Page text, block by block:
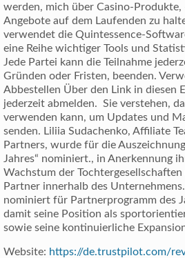
werden, mich über Casino-
Angebote auf dem Laufenden zu
verwendet die Quinte­sse­nce­-
eine Reihe wichtiger Tools und
Jede Partei kann die Teilnahme
Gründen oder Fristen, beenden.
Abbestellen Über den Link in diesen
jederzeit abmelden. Sie verstehen,
verwenden kann, um Updates und
senden. Liliia Sudachenko, Affiliate
Partners, wurde für die
Jahres“ nominiert., in Anerkennung
Wachstum der
Partner innerhalb des
nominiert für Partnerprogramm des
damit seine Position als
sowie seine kontinuierliche
Website: https://de.trustpilot.com/